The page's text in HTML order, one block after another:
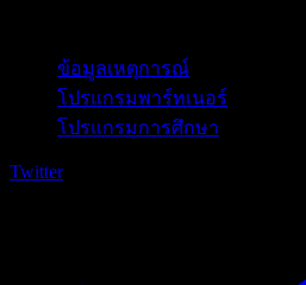
ข้อมูลเหตุการณ์
โปรแกรมพาร์ทเนอร์
โปรแกรมการศึกษา
Twitter